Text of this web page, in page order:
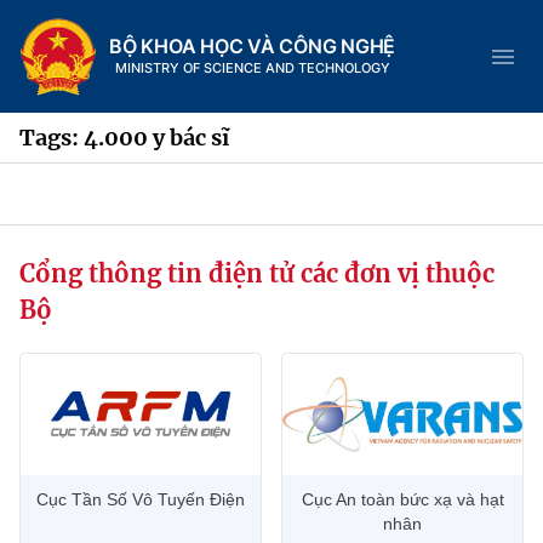
BỘ KHOA HỌC VÀ CÔNG NGHỆ
MINISTRY OF SCIENCE AND TECHNOLOGY
Trang chủ
Chức năng nhiệm vụ
Tin tức sự kiện
Hệ thống văn bản
Tags: 4.000 y bác sĩ
Cổng thông tin điện tử các đơn vị thuộc
Bộ
Cục Tần Số Vô Tuyến Điện
Cục An toàn bức xạ và hạt
nhân